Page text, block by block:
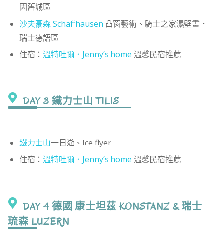
因舊城區
沙夫豪森 Schaffhausen 凸窗藝術、騎士之家濕壁畫．
瑞士德語區
住宿： 溫特吐爾．Jenny’s home 溫馨民宿推薦
DAY 3 鐵力士山 TILIS
鐵力士山一日遊、Ice flyer
住宿： 溫特吐爾．Jenny’s home 溫馨民宿推薦
DAY 4 德國 康士坦茲 KONSTANZ & 瑞士
琉森 LUZERN